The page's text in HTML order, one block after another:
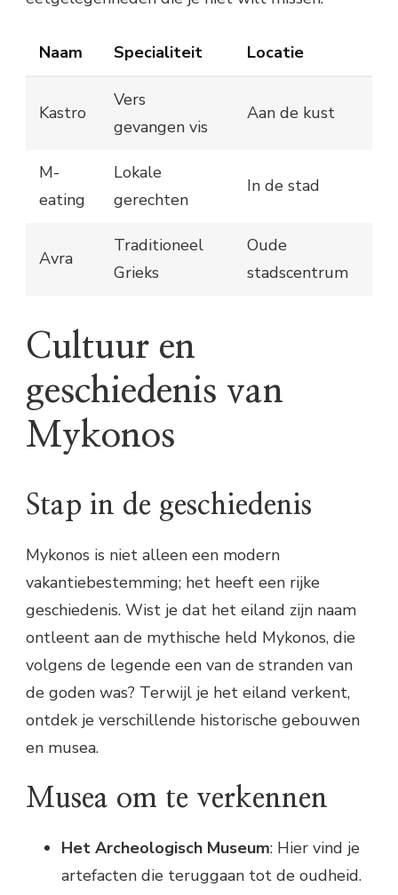
Naam Specialiteit Locatie
Kastro
Vers
gevangen vis
Aan de kust
M-
eating
Lokale
gerechten
In de stad
Avra
Traditioneel
Grieks
Oude
stadscentrum
Cultuur en
geschiedenis van
Mykonos
Stap in de geschiedenis
Mykonos is niet alleen een modern
vakantiebestemming; het heeft een rijke
geschiedenis. Wist je dat het eiland zijn naam
ontleent aan de mythische held Mykonos, die
volgens de legende een van de stranden van
de goden was? Terwijl je het eiland verkent,
ontdek je verschillende historische gebouwen
en musea.
Musea om te verkennen
Het Archeologisch Museum: Hier vind je
artefacten die teruggaan tot de oudheid.